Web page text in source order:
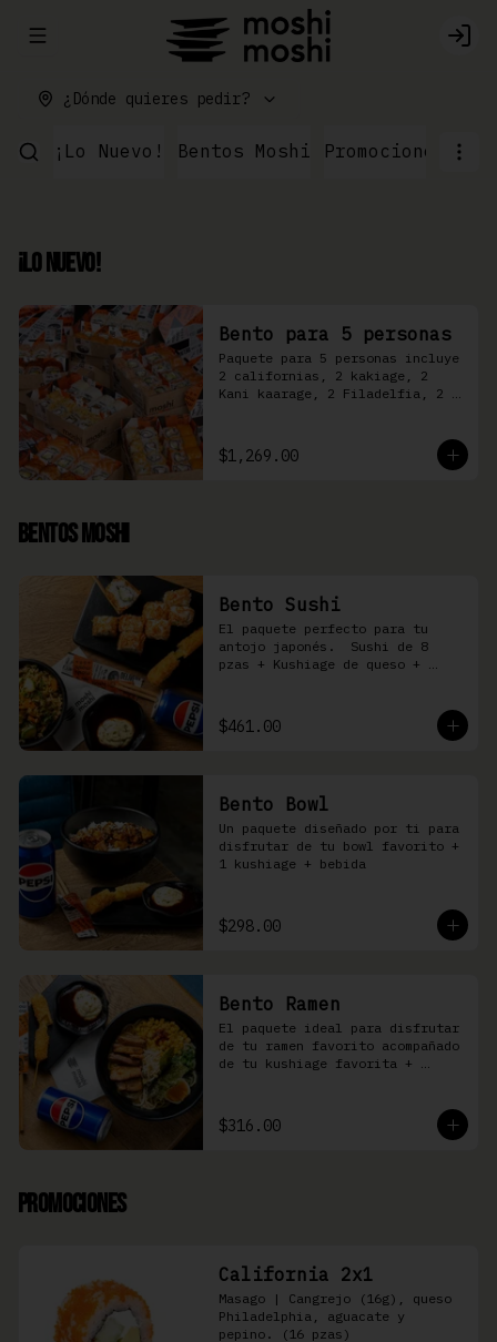
Abrir menu de navegación
¿Dónde quieres pedir?
¡Lo Nuevo! Bentos Moshi Promociones
¡Lo Nuevo!
Bento para 5 personas
Paquete para 5 personas incluye
2 californias, 2 kakiage, 2
Kani kaarage, 2 Filadelfia, 2
$1,269.00
Bentos Moshi
Bento Sushi
El paquete perfecto para tu
antojo japonés.  Sushi de 8
pzas + Kushiage de queso +
$461.00
Bento Bowl
Un paquete diseñado por ti para
disfrutar de tu bowl favorito +
1 kushiage + bebida
$298.00
Bento Ramen
El paquete ideal para disfrutar
de tu ramen favorito acompañado
de tu kushiage favorita +
$316.00
Promociones
California 2x1
Masago | Cangrejo (16g), queso
Philadelphia, aguacate y
pepino. (16 pzas)